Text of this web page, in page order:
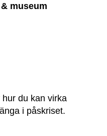
museum
du kan virka
i påskriset.